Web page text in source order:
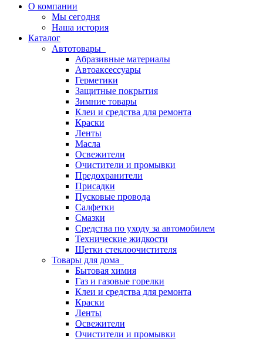
О компании
Мы сегодня
Наша история
Каталог
Автотовары
Абразивные материалы
Автоаксессуары
Герметики
Защитные покрытия
Зимние товары
Клеи и средства для ремонта
Краски
Ленты
Масла
Освежители
Очистители и промывки
Предохранители
Присадки
Пусковые провода
Салфетки
Смазки
Средства по уходу за автомобилем
Технические жидкости
Щетки стеклоочистителя
Товары для дома
Бытовая химия
Газ и газовые горелки
Клеи и средства для ремонта
Краски
Ленты
Освежители
Очистители и промывки